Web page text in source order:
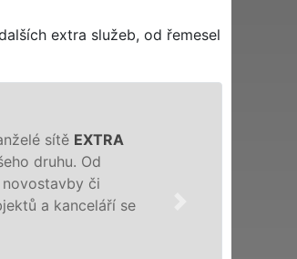
extra služeb, od řemesel
sítě EXTRA
Od
či
a kanceláří se